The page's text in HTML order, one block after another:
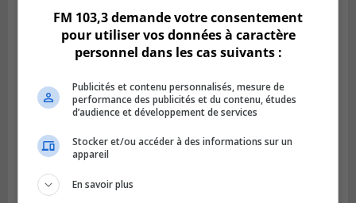
SAINT-CONSTANT
Saint-Constant signe une nouvelle
convention pour le bien de la population
FM 103,3 demande votre consentement
pour utiliser vos données à caractère
personnel dans les cas suivants :
Publicités et contenu personnalisés, mesure de
performance des publicités et du contenu, études
d’audience et développement de services
Stocker et/ou accéder à des informations sur un
appareil
En savoir plus